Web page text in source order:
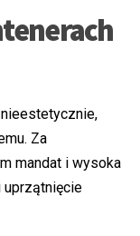
Za
mandat i wysoka
uprzątnięcie